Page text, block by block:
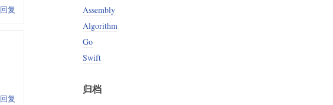
回复
回复
Assembly
Algorithm
Go
Swift
归档